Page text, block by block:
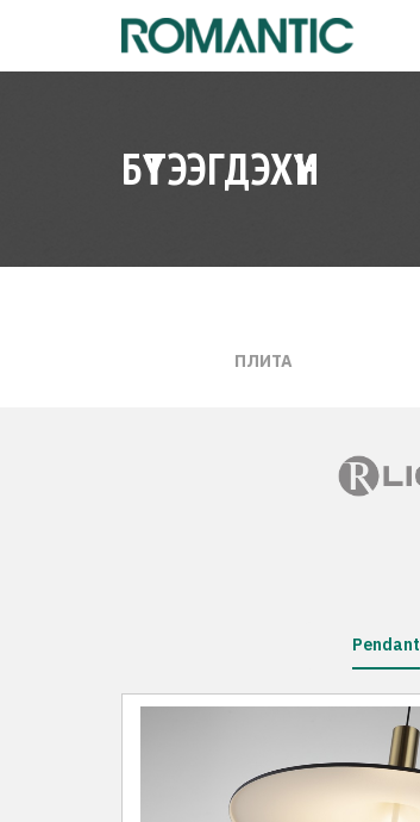
БҮТЭЭГДЭХҮҮН
ПЛИТА
Pendant